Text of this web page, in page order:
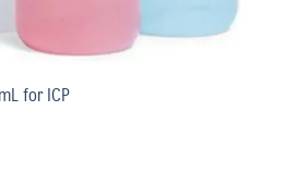
for ICP